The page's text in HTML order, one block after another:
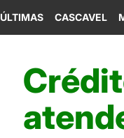
ÚLTIMAS CASCAVEL